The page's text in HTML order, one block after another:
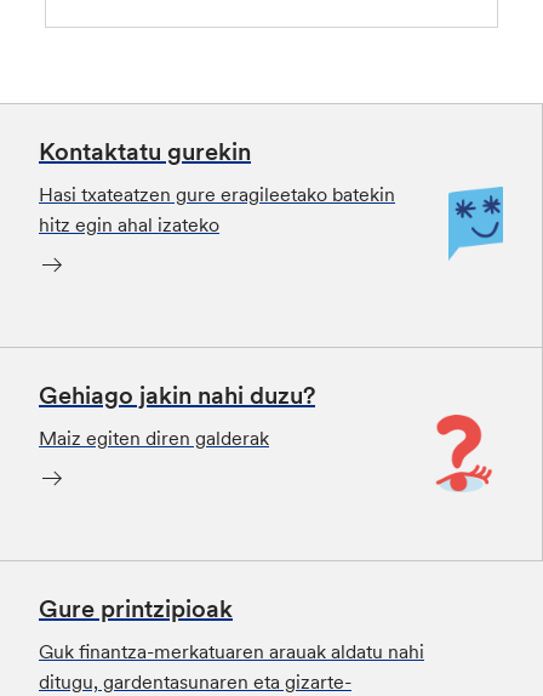
Kontaktatu gurekin
Hasi txateatzen gure eragileetako batekin
hitz egin ahal izateko
Gehiago jakin nahi duzu?
Maiz egiten diren galderak
Gure printzipioak
Guk finantza-merkatuaren arauak aldatu nahi
ditugu, gardentasunaren eta gizarte-